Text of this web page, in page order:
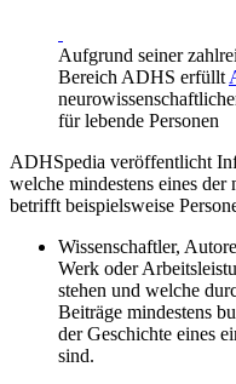
Aufgrund seiner
Bereich ADHS erfüllt
für lebende Personen
ADHSpedia veröffentlicht
welche mindestens eines
betrifft beispielsweise
Wissenschaftler,
Werk oder
stehen und welche
Beiträge mindestens
der Geschichte eines
sind.